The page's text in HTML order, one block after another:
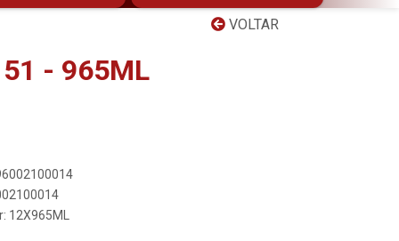
VOLTAR
51 - 965ML
12X965ML